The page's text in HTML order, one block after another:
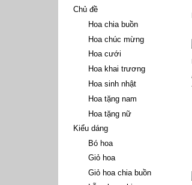
Chủ đề
Hoa chia buồn
Hoa chúc mừng
Hoa cưới
Hoa khai trương
Hoa sinh nhật
Hoa tặng nam
Hoa tặng nữ
Kiểu dáng
Bó hoa
Giỏ hoa
Giỏ hoa chia buồn